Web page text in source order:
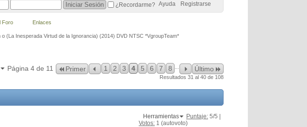
(La Inesperada Virtud de la Ignorancia) (2014) DVD NTSC *VgroupTeam*
Página 4 de 11 Primer 1 2 3 4 5 6 7 8 Último
Resultados 31 al 40 de 108
Herramientas Puntaje: 5/5 |
Votos: 1 (autovoto)
Registrarse
Ayuda
¿Recordarme?
Foro Enlaces